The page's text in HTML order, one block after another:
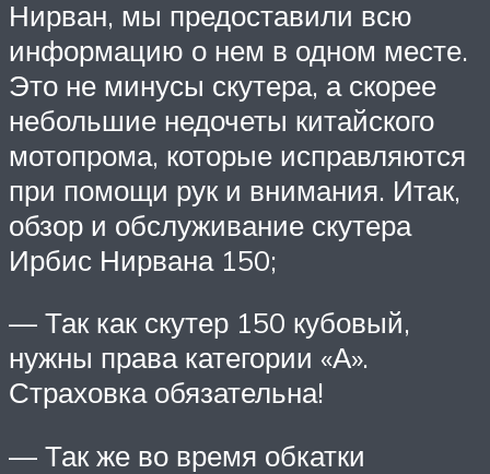
Нирван, мы предоставили всю
информацию о нем в одном месте.
Это не минусы скутера, а скорее
небольшие недочеты китайского
мотопрома, которые исправляются
при помощи рук и внимания. Итак,
обзор и обслуживание скутера
Ирбис Нирвана 150;
— Так как скутер 150 кубовый,
нужны права категории «А».
Страховка обязательна!
— Так же во время обкатки